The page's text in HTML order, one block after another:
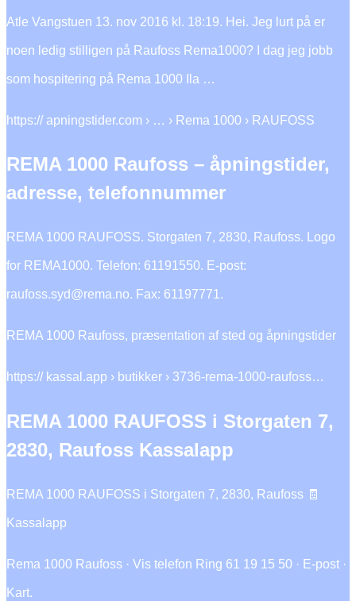
Atle Vangstuen 13. nov 2016 kl. 18:19. Hei. Jeg lurt på er
noen ledig stilligen på Raufoss Rema1000? I dag jeg jobb
som hospitering på Rema 1000 Ila …
https:// apningstider.com › … › Rema 1000 › RAUFOSS
REMA 1000 Raufoss – åpningstider,
adresse, telefonnummer
REMA 1000 RAUFOSS. Storgaten 7, 2830, Raufoss. Logo
for REMA1000. Telefon: 61191550. E-post:
raufoss.syd@rema.no. Fax: 61197771.
REMA 1000 Raufoss, præsentation af sted og åpningstider
https:// kassal.app › butikker › 3736-rema-1000-raufoss…
REMA 1000 RAUFOSS i Storgaten 7,
2830, Raufoss Kassalapp
REMA 1000 RAUFOSS i Storgaten 7, 2830, Raufoss 🧾
Kassalapp
Rema 1000 Raufoss · Vis telefon Ring 61 19 15 50 · E-post ·
Kart.